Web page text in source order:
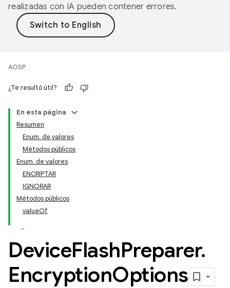
realizadas con IA pueden contener errores.
AOSP
¿Te resultó útil?
En esta página
Resumen
Enum. de valores
Métodos públicos
Enum. de valores
ENCRIPTAR
IGNORAR
Métodos públicos
valueOf
DeviceFlashPreparer.
EncryptionOptions